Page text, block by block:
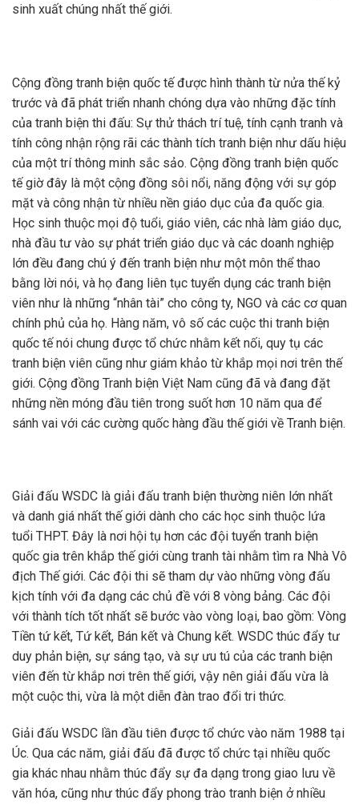
sinh xuất chúng nhất thế giới.
Cộng đồng tranh biện quốc tế được hình thành từ nửa thế kỷ
trước và đã phát triển nhanh chóng dựa vào những đặc tính
của tranh biện thi đấu: Sự thử thách trí tuệ, tính cạnh tranh và
tính công nhận rộng rãi các thành tích tranh biện như dấu hiệu
của một trí thông minh sắc sảo. Cộng đồng tranh biện quốc
tế giờ đây là một cộng đồng sôi nổi, năng động với sự góp
mặt và công nhận từ nhiều nền giáo dục của đa quốc gia.
Học sinh thuộc mọi độ tuổi, giáo viên, các nhà làm giáo dục,
nhà đầu tư vào sự phát triển giáo dục và các doanh nghiệp
lớn đều đang chú ý đến tranh biện như một môn thể thao
bằng lời nói, và họ đang liên tục tuyển dụng các tranh biện
viên như là những “nhân tài” cho công ty, NGO và các cơ quan
chính phủ của họ. Hàng năm, vô số các cuộc thi tranh biện
quốc tế nói chung được tổ chức nhằm kết nối, quy tụ các
tranh biện viên cũng như giám khảo từ khắp mọi nơi trên thế
giới. Cộng đồng Tranh biện Việt Nam cũng đã và đang đặt
những nền móng đầu tiên trong suốt hơn 10 năm qua để
sánh vai với các cường quốc hàng đầu thế giới về Tranh biện.
Giải đấu WSDC là giải đấu tranh biện thường niên lớn nhất
và danh giá nhất thế giới dành cho các học sinh thuộc lứa
tuổi THPT. Đây là nơi hội tụ hơn các đội tuyển tranh biện
quốc gia trên khắp thế giới cùng tranh tài nhằm tìm ra Nhà Vô
địch Thế giới. Các đội thi sẽ tham dự vào những vòng đấu
kịch tính với đa dạng các chủ đề với 8 vòng bảng. Các đội
với thành tích tốt nhất sẽ bước vào vòng loại, bao gồm: Vòng
Tiền tứ kết, Tứ kết, Bán kết và Chung kết. WSDC thúc đẩy tư
duy phản biện, sự sáng tạo, và sự ưu tú của các tranh biện
viên đến từ khắp nơi trên thế giới, vậy nên giải đấu vừa là
một cuộc thi, vừa là một diễn đàn trao đổi tri thức.
Giải đấu WSDC lần đầu tiên được tổ chức vào năm 1988 tại
Úc. Qua các năm, giải đấu đã được tổ chức tại nhiều quốc
gia khác nhau nhằm thúc đẩy sự đa dạng trong giao lưu về
văn hóa, cũng như thúc đẩy phong trào tranh biện ở nhiều